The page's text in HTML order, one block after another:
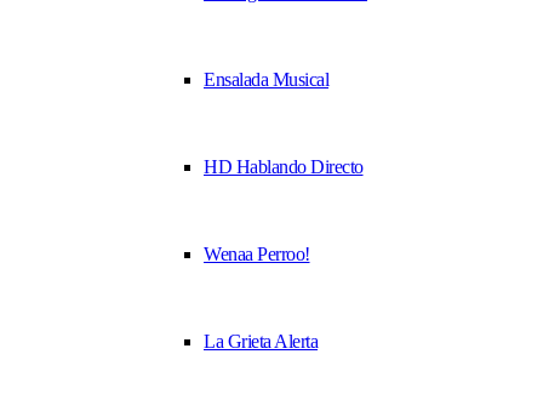
Ensalada Musical
HD Hablando Directo
Wenaa Perroo!
La Grieta Alerta